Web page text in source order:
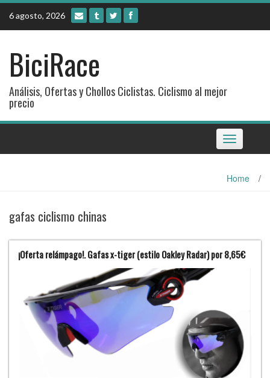
Skip
content
6 agosto, 2026
BiciRace
Análisis, Ofertas y Chollos Ciclistas. Ciclismo al mejor
precio
Toggle
navigation
Home /
gafas ciclismo chinas
¡Oferta relámpago!. Gafas x-tiger (estilo Oakley Radar) por 8,65€